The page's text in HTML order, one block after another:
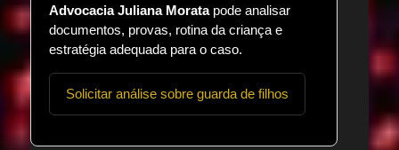
Advocacia Juliana Moratapode analisar
documentos, provas, rotina da criança e
estratégia adequada para o caso.
Solicitar análise sobre guarda de filhos